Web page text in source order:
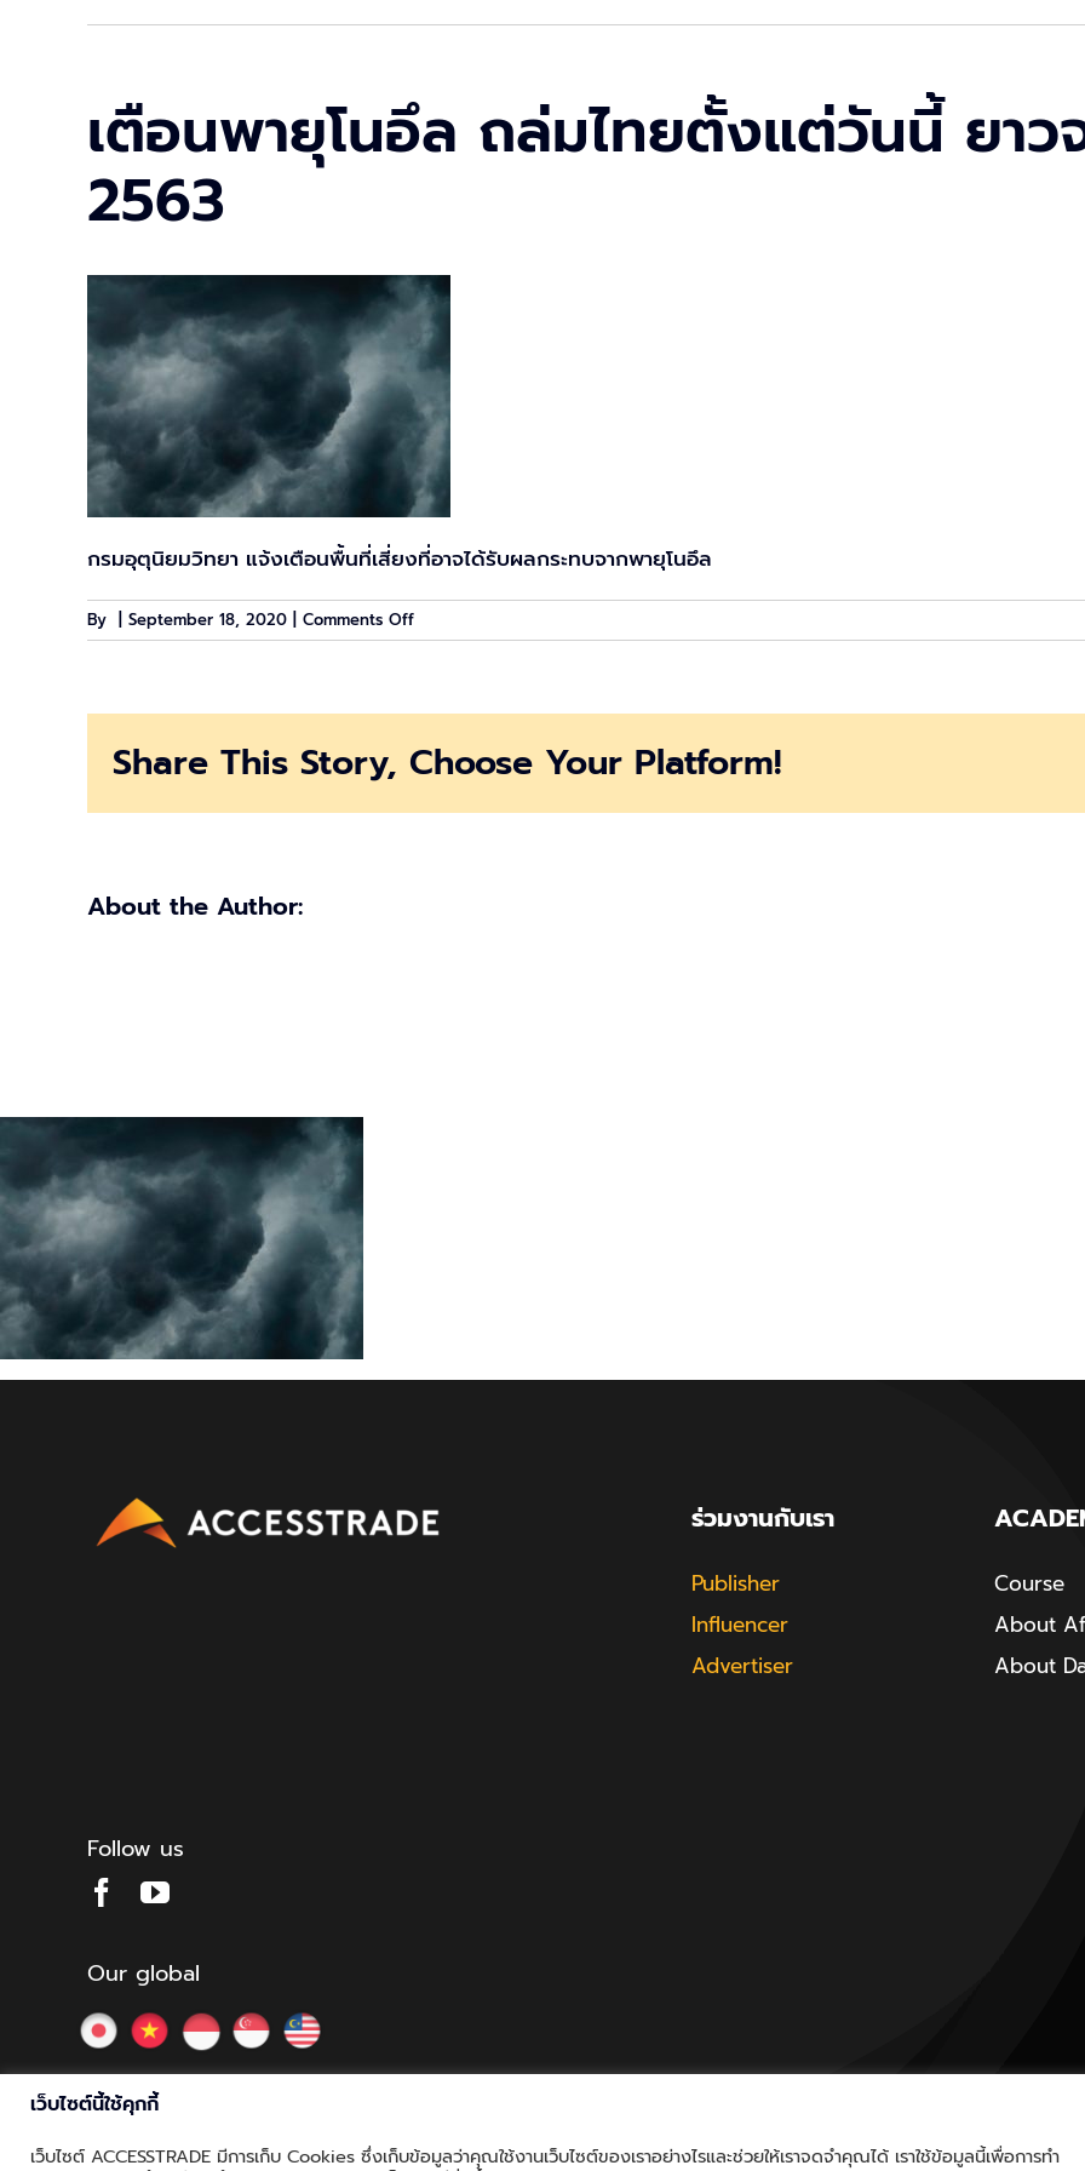
เตือนพายุโนอึล ถล่มไทยตั้งแต่วันนี้ ยา
2563
กรมอุตุนิยมวิทยา แจ้งเตือนพื้นที่เสี่ยงที่อาจได้รับผลกระทบจากพายุโนอึล
By September 18, 2020 Comments Offon
เตือน
ถล่ม
ไทย
Share This Story, Choose Your Platform!
About the Author:
Follow us
ร่วมงานกับเรา
Publisher
Influencer
Advertiser
Course
About
About
Our global
เว็บไซต์นี้ใช้คุกกี้
เว็บไซต์ ACCESSTRADE มีการเก็บ Cookies ซึ่งเก็บข้อมูลว่าคุณใช้งานเว็บไซต์ของเราอย่างไรและช่วยให้เราจดจำคุณได้ เราใช้ข้อมูลนี้เพื่อการทำ